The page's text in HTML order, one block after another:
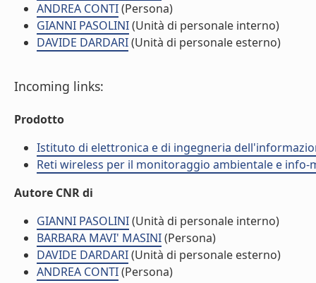
ANDREA CONTI(Persona)
GIANNI PASOLINI(Unità di personale interno)
DAVIDE DARDARI(Unità di personale esterno)
Incoming links:
Prodotto
Istituto di elettronica e di ingegneria
Reti wireless per il monitoraggio ambientale e info-
Autore CNR di
GIANNI PASOLINI(Unità di personale interno)
BARBARA MAVI' MASINI(Persona)
DAVIDE DARDARI(Unità di personale esterno)
ANDREA CONTI(Persona)